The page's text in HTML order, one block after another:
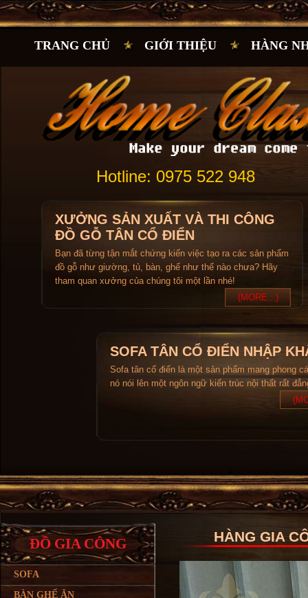
TRANG CHỦ GIỚI THIỆU HÀNG
Hotline: 0975 522 948
XƯỞNG SẢN XUẤT VÀ THI CÔNG
ĐỒ GỖ TÂN CỔ ĐIỂN
Bạn đã từng tận mắt chứng kiến việc tạo ra các sản phẩm
đồ gỗ như giường, tủ, bàn, ghế như thế nào chưa? Hãy
tham quan xưởng của chúng tôi một lần nhé!
(MORE...)
SOFA TÂN CỔ ĐIỂN NHẬP
Sofa tân cổ điển là một sản phẩm mang phong
nó nói lên một ngôn ngữ kiến trúc nội thất rất
ĐỒ GIA CÔNG
SOFA
BÀN GHẾ ĂN
HÀNG GIA